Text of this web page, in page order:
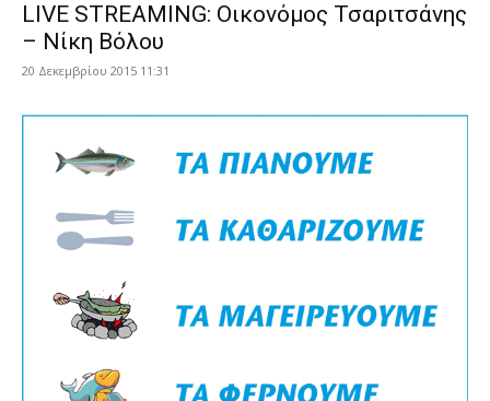
LIVE STREAMING: Οικονόμος Τσαριτσάνης
– Νίκη Βόλου
20 Δεκεμβρίου 2015 11:31